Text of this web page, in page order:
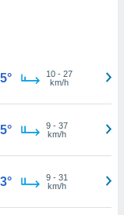
10- 27
km/h
9- 37
km/h
9- 31
km/h